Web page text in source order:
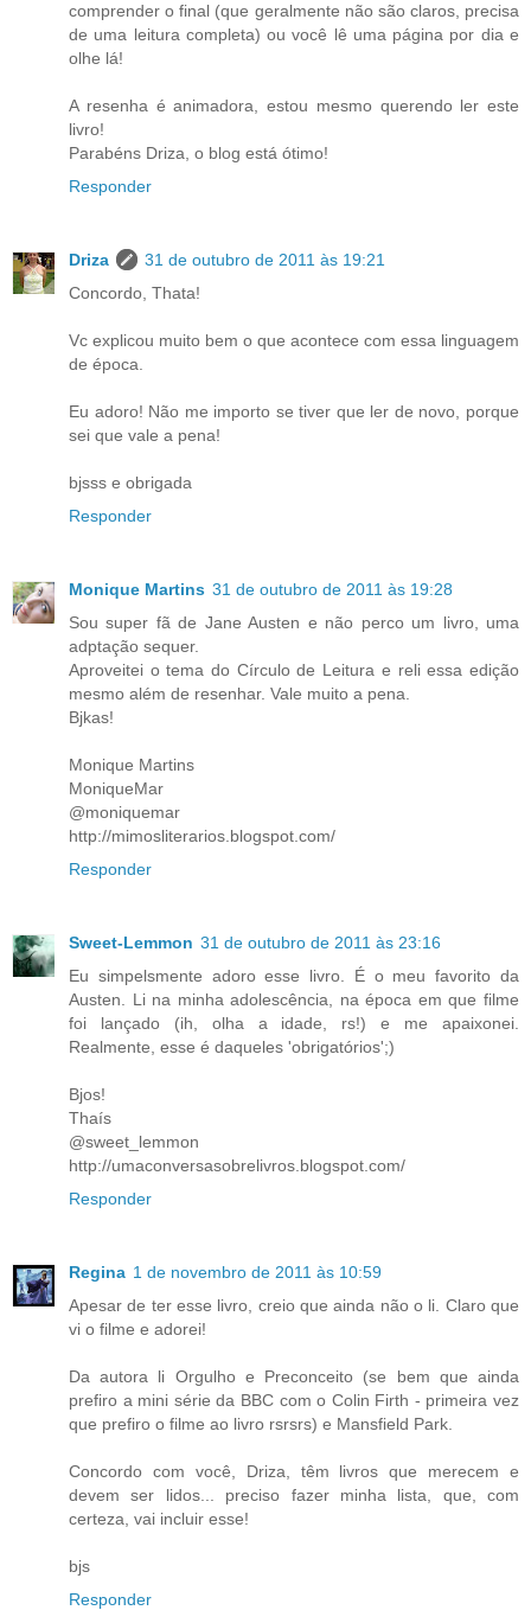
comprender o final (que geralmente não são claros, precisa
de uma leitura completa) ou você lê uma página por dia e
olhe lá!
A resenha é animadora, estou mesmo querendo ler este
livro!
Parabéns Driza, o blog está ótimo!
Responder
Driza
31 de outubro de 2011 às 19:21
Concordo, Thata!
Vc explicou muito bem o que acontece com essa linguagem
de época.
Eu adoro! Não me importo se tiver que ler de novo, porque
sei que vale a pena!
bjsss e obrigada
Responder
Monique Martins 31 de outubro de 2011 às 19:28
Sou super fã de Jane Austen e não perco um livro, uma
adptação sequer.
Aproveitei o tema do Círculo de Leitura e reli essa edição
mesmo além de resenhar. Vale muito a pena.
Bjkas!
Monique Martins
MoniqueMar
@moniquemar
http://mimosliterarios.blogspot.com/
Responder
Sweet-Lemmon 31 de outubro de 2011 às 23:16
Eu simpelsmente adoro esse livro. É o meu favorito da
Austen. Li na minha adolescência, na época em que filme
foi lançado (ih, olha a idade, rs!) e me apaixonei.
Realmente, esse é daqueles 'obrigatórios';)
Bjos!
Thaís
@sweet_lemmon
http://umaconversasobrelivros.blogspot.com/
Responder
Regina 1 de novembro de 2011 às 10:59
Apesar de ter esse livro, creio que ainda não o li. Claro que
vi o filme e adorei!
Da autora li Orgulho e Preconceito (se bem que ainda
prefiro a mini série da BBC com o Colin Firth - primeira vez
que prefiro o filme ao livro rsrsrs) e Mansfield Park.
Concordo com você, Driza, têm livros que merecem e
devem ser lidos... preciso fazer minha lista, que, com
certeza, vai incluir esse!
bjs
Responder